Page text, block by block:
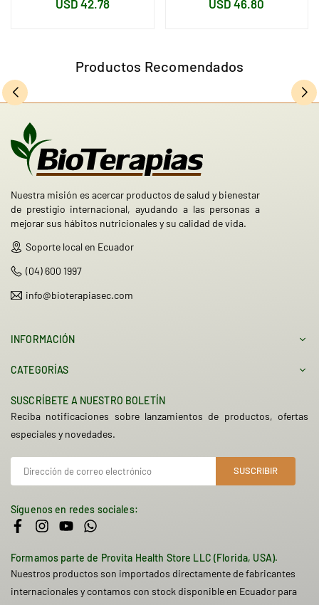
USD 42.78 USD 46.80
Productos Recomendados
Nuestra misión es acercar productos de salud y bienestar
de prestigio internacional, ayudando a las personas a
mejorar sus hábitos nutricionales y su calidad de vida.
Soporte local en Ecuador
(04) 600 1997
info@bioterapiasec.com
INFORMACIÓN
CATEGORÍAS
SUSCRÍBETE A NUESTRO BOLETÍN
Reciba notificaciones sobre lanzamientos de productos, ofertas
especiales y novedades.
SUSCRIBIR
Síguenos en redes sociales:
FacebookInstagram
YouTube
Formamos parte de Provita Health Store LLC (Florida, USA).
Nuestros productos son importados directamente de fabricantes
internacionales y contamos con stock disponible en Ecuador para